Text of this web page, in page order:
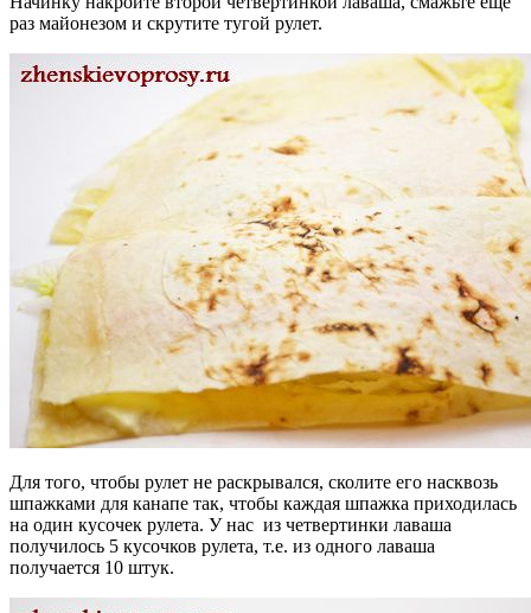
раз майонезом и скрутите тугой рулет.
Для того, чтобы рулет не раскрывался, сколите его насквозь
шпажками для канапе так, чтобы каждая шпажка приходилась
на один кусочек рулета. У нас из четвертинки лаваша
получилось 5 кусочков рулета, т.е. из одного лаваша
получается 10 штук.